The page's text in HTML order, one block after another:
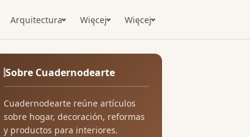
Arquitectura Więcej Więcej
Sobre Cuadernodearte
Cuadernodearte reúne artículos
sobre hogar, decoración, reformas
y productos para interiores.